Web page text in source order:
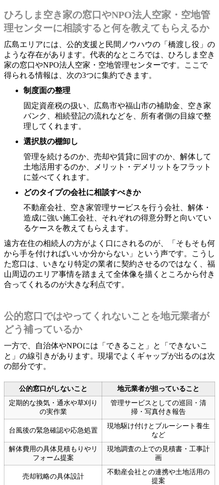
ひろしま空き家の窓口やNPO法人空家・空地管
理センターに相談すると何を教えてもらえるか
広島エリアには、公的支援と民間ノウハウの「橋渡し役」の
ような存在があります。代表的なところでは、ひろしま空き
家の窓口やNPO法人空家・空地管理センターです。ここで
得られる情報は、次の3つに集約できます。
制度面の整理
固定資産税の扱い、広島市や福山市の補助金、空き家
バンク、相続登記の流れなどを、所有者側の目線で整
理してくれます。
選択肢の棚卸し
管理を続けるのか、売却や賃貸に回すのか、解体して
土地活用するのか、メリット・デメリットをフラット
に並べてくれます。
どのタイプの会社に相談すべきか
不動産会社、空き家管理サービスを行う会社、解体・
造成に強い施工会社、それぞれの得意分野と向いてい
るケースを教えてもらえます。
遠方在住の相続人の方がよく口にされるのが、「そもそも何
から手を付ければいいか分からない」という声です。こうし
た窓口は、いきなり特定の業者に契約させるのではなく、福
山周辺のエリア事情を踏まえて全体像を描くところから付き
合ってくれるのが大きな利点です。
公的窓口ではやってくれないことを地元業者が
どう補っているか
一方で、自治体やNPOには「できること」と「できないこ
と」の線引きがあります。現場でよくギャップが出るのは次
の部分です。
公的窓口がしないこと
地元業者が担っていること
定期的な換気・通水や草刈り
の実作業
管理サービスとしての巡回・清
掃・写真付き報告
台風後の緊急確認や応急処置
現地駆け付けとブルーシート養生
など
解体費用の具体見積もりやリ
フォーム提案
現地調査の上での見積書・工事計
画
売却戦略の具体設計
不動産会社との連携や土地活用の
提案